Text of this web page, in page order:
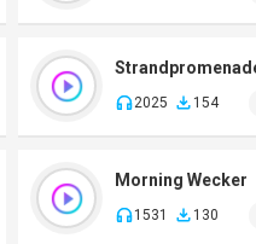
2025 154
Morning Wecker
1531 130